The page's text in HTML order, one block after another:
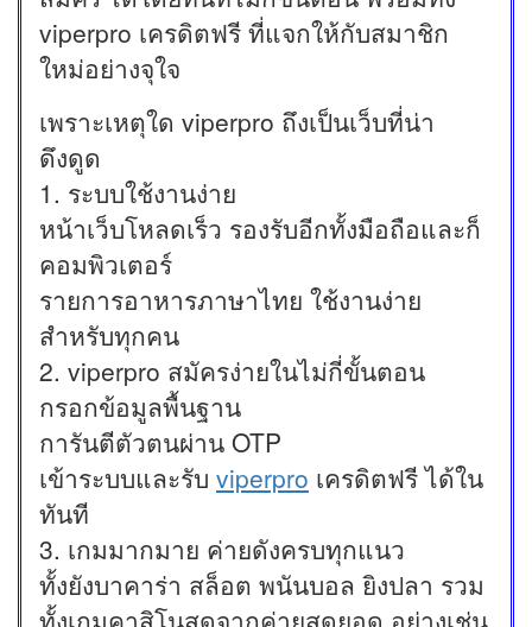
viperpro เครดิตฟรี ที่แจกให้กับสมาชิก
ใหม่อย่างจุใจ
เพราะเหตุใด viperpro ถึงเป็นเว็บที่น่า
ดึงดูด
1. ระบบใช้งานง่าย
หน้าเว็บโหลดเร็ว รองรับอีกทั้งมือถือและก็
คอมพิวเตอร์
รายการอาหารภาษาไทย ใช้งานง่าย
สำหรับทุกคน
2. viperpro สมัครง่ายในไม่กี่ขั้นตอน
กรอกข้อมูลพื้นฐาน
การันตีตัวตนผ่าน OTP
เข้าระบบและรับ viperpro เครดิตฟรี ได้ใน
ทันที
3. เกมมากมาย ค่ายดังครบทุกแนว
ทั้งยังบาคาร่า สล็อต พนันบอล ยิงปลา รวม
ทั้งเกมคาสิโนสดจากค่ายสุดยอด อย่างเช่น